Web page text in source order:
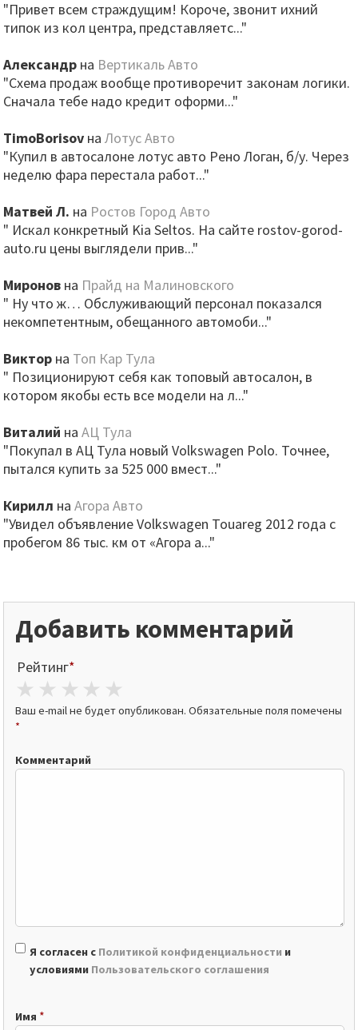
"Привет всем страждущим! Короче, звонит ихний
типок из кол центра, представляетс..."
Александр на Вертикаль Авто
"Схема продаж вообще противоречит законам логики.
Сначала тебе надо кредит оформи..."
TimoBorisov наЛотус Авто
"Купил в автосалоне лотус авто Рено Логан, б/у. Через
неделю фара перестала работ..."
Матвей Л. на Ростов Город Авто
" Искал конкретный Kia Seltos. На сайте rostov-gorod-
auto.ru цены выглядели прив..."
Миронов на Прайд на Малиновского
" Ну что ж… Обслуживающий персонал показался
некомпетентным, обещанного автомоби..."
Виктор на Топ Кар Тула
" Позиционируют себя как топовый автосалон, в
котором якобы есть все модели на л..."
Виталий наАЦ Тула
"Покупал в АЦ Тула новый Volkswagen Polo. Точнее,
пытался купить за 525 000 вмест..."
Кирилл наАгора Авто
"Увидел объявление Volkswagen Touareg 2012 года с
пробегом 86 тыс. км от «Агора а..."
Добавить комментарий
Рейтинг*
4 stars
3 stars
2 stars
1 star
Ваш e-mail не будет опубликован. Обязательные поля помечены
*
Комментарий
Я согласен с Политикой конфиденциальности и
условиями Пользовательского соглашения
Имя *